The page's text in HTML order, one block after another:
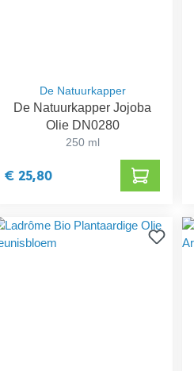
De Natuurkapper
De Natuurkapper Jojoba
Olie DN0280
250 ml
€ 25,80